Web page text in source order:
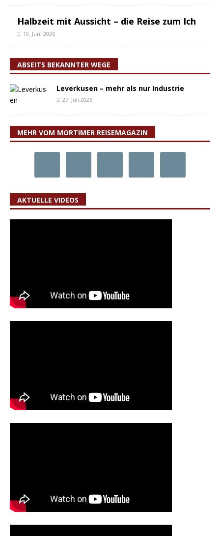
Halbzeit mit Aussicht – die Reise zum Ich
10. Juni 2026
ABSEITS BEKANNTER WEGE
Leverkusen – mehr als nur Industrie
27. Juli 2026
MEHR VOM MORTIMER REISEMAGAZIN
AKTUELLE VIDEOS